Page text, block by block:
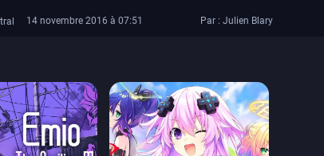
14 novembre 2016 à 07:51 Par : Julien Blary